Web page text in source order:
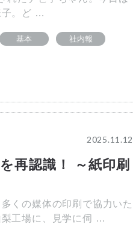
子。ど …
基本
社内報
2025.11.12
再認識！ ～紙印刷
くの媒体の印刷で協力いた
工場に、見学に伺 …